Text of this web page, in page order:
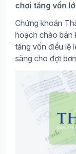
chơi tăng vốn
Chứng khoán
hoạch chào bán
tăng vốn điều lệ
sàng cho đợt